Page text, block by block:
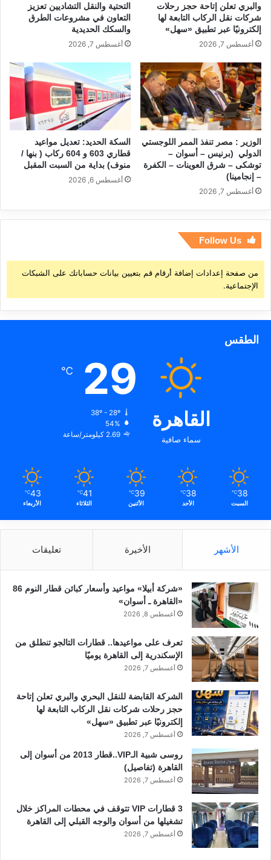
والبري تعلن إتاحة حجز رحلات
شركات نقل الركاب التابعة لها
إلكترونيًا عبر تطبيق «سهل»
أغسطس 7, 2026
التحتية والنقل التشاديين تعزيز
التعاون في مشروعات الطرق
والسكك الحديدية
أغسطس 7, 2026
الوزير : مصر تنفذ الممر اللوجستي
الدولي (برنيس – أسوان –
توشكى – شرق العوينات – الكفرة
– إنجامينا)
أغسطس 7, 2026
السكة الحديد: تعديل مواعيد
قطاري 603 و 604 ركاب ( بنها /
منوف) بداية من السبت المقبل
أغسطس 6, 2026
Follow Us
من صفحة إعدادات إضافة أرقام قم بتعيين بيانات حساباتك على الشبكات
الإجتماعية.
الطقس
القاهرة
سماء صافية
29
℃
38º - 28º
54%
2.69 كيلومتر/ساعة
38
℃
السبت
38
℃
الأحد
39
℃
الأثنين
41
℃
الثلاثاء
43
℃
الأربعاء
الأشهر الأخيرة تعليقات
«شركة أبيلا» مواعيد وأسعار كبائن قطار النوم 86
«القاهرة ـ أسوان»
أغسطس 8, 2026
تعرف على مواعيدها.. قطارات التالجو تنطلق من
الإسكندرية إلى القاهرة يوميًا
أغسطس 7, 2026
الشركة القابضة للنقل البحري والبري تعلن إتاحة
حجز رحلات شركات نقل الركاب التابعة لها
إلكترونيًا عبر تطبيق «سهل»
أغسطس 7, 2026
روسى شبية الـVIP..قطار 2013 من أسوان إلى
القاهرة (تفاصيل)
أغسطس 7, 2026
3 قطارات VIP تتوقف في محطات المراكز خلال
تشغيلها من أسوان والوجه القبلي إلى القاهرة
أغسطس 7, 2026